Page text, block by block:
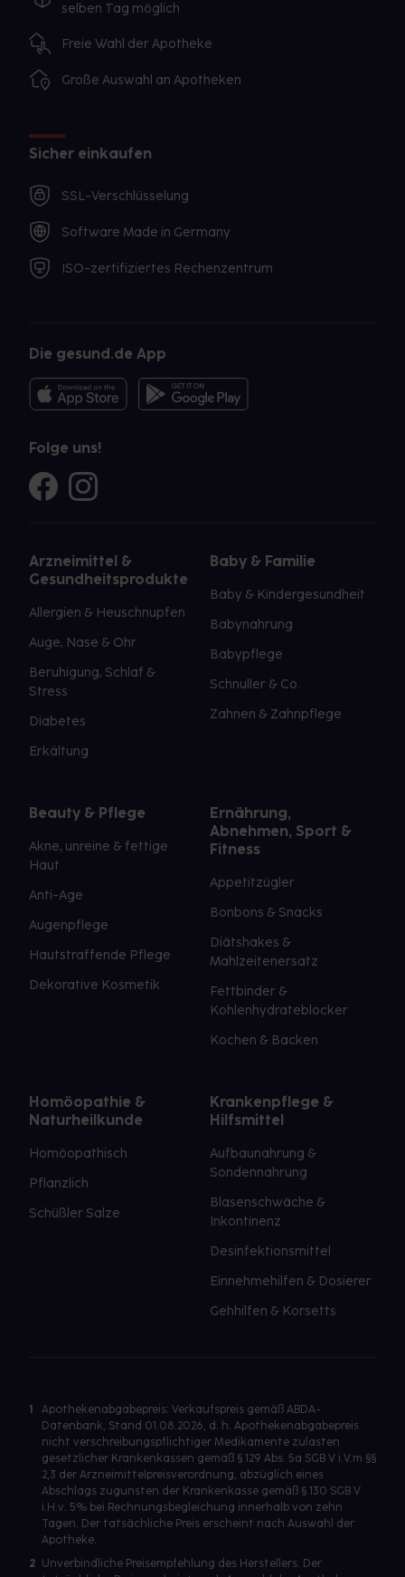
selben Tag möglich
Freie Wahl der Apotheke
Große Auswahl an Apotheken
Sicher einkaufen
SSL-Verschlüsselung
Software Made in Germany
ISO-zertifiziertes Rechenzentrum
Die gesund.de App
Folge uns!
Arzneimittel &
Gesundheitsprodukte
Allergien & Heuschnupfen
Auge, Nase & Ohr
Beruhigung, Schlaf &
Stress
Diabetes
Erkältung
Baby & Familie
Baby & Kindergesundheit
Babynahrung
Babypflege
Schnuller & Co.
Zahnen & Zahnpflege
Beauty & Pflege
Akne, unreine & fettige
Haut
Anti-Age
Augenpflege
Hautstraffende Pflege
Dekorative Kosmetik
Ernährung,
Abnehmen, Sport &
Fitness
Appetitzügler
Bonbons & Snacks
Diätshakes &
Mahlzeitenersatz
Fettbinder &
Kohlenhydrateblocker
Kochen & Backen
Homöopathie &
Naturheilkunde
Homöopathisch
Pflanzlich
Schüßler Salze
Krankenpflege &
Hilfsmittel
Aufbaunahrung &
Sondennahrung
Blasenschwäche &
Inkontinenz
Desinfektionsmittel
Einnehmehilfen & Dosierer
Gehhilfen & Korsetts
1
Apothekenabgabepreis: Verkaufspreis gemäß ABDA-
Datenbank, Stand 01.08.2026, d. h. Apothekenabgabepreis
nicht verschreibungspflichtiger Medikamente zulasten
gesetzlicher Krankenkassen gemäß § 129 Abs. 5a SGB V i.V.m §§
2,3 der Arzneimittelpreisverordnung, abzüglich eines
Abschlags zugunsten der Krankenkasse gemäß § 130 SGB V
i.H.v. 5% bei Rechnungsbegleichung innerhalb von zehn
Tagen. Der tatsächliche Preis erscheint nach Auswahl der
Apotheke.
2 Unverbindliche Preisempfehlung des Herstellers. Der